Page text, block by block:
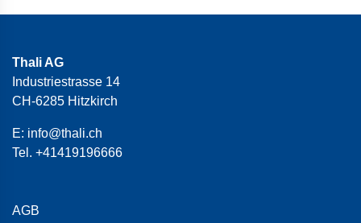
Thali AG
Industriestrasse 14
CH-6285 Hitzkirch
E: info@thali.ch
Tel. +41419196666
AGB